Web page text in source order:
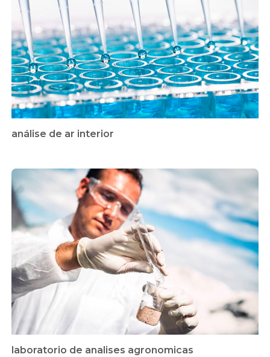
análise de ar interior
laboratorio de analises agronomicas